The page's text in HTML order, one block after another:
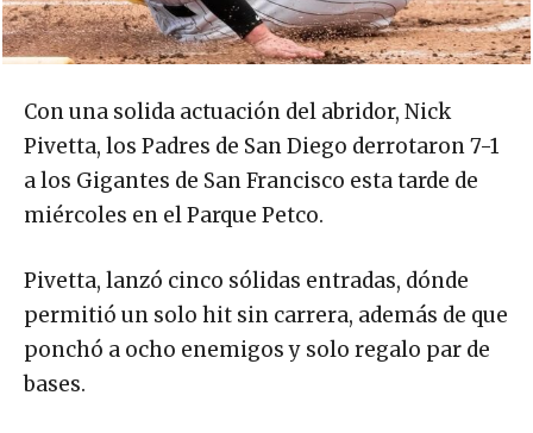
Con una solida actuación del abridor, Nick
Pivetta, los Padres de San Diego derrotaron 7-1
a los Gigantes de San Francisco esta tarde de
miércoles en el Parque Petco.
Pivetta, lanzó cinco sólidas entradas, dónde
permitió un solo hit sin carrera, además de que
ponchó a ocho enemigos y solo regalo par de
bases.